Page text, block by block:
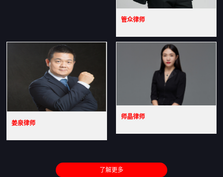
管众律师
姜泉律师
师晶律师
了解更多